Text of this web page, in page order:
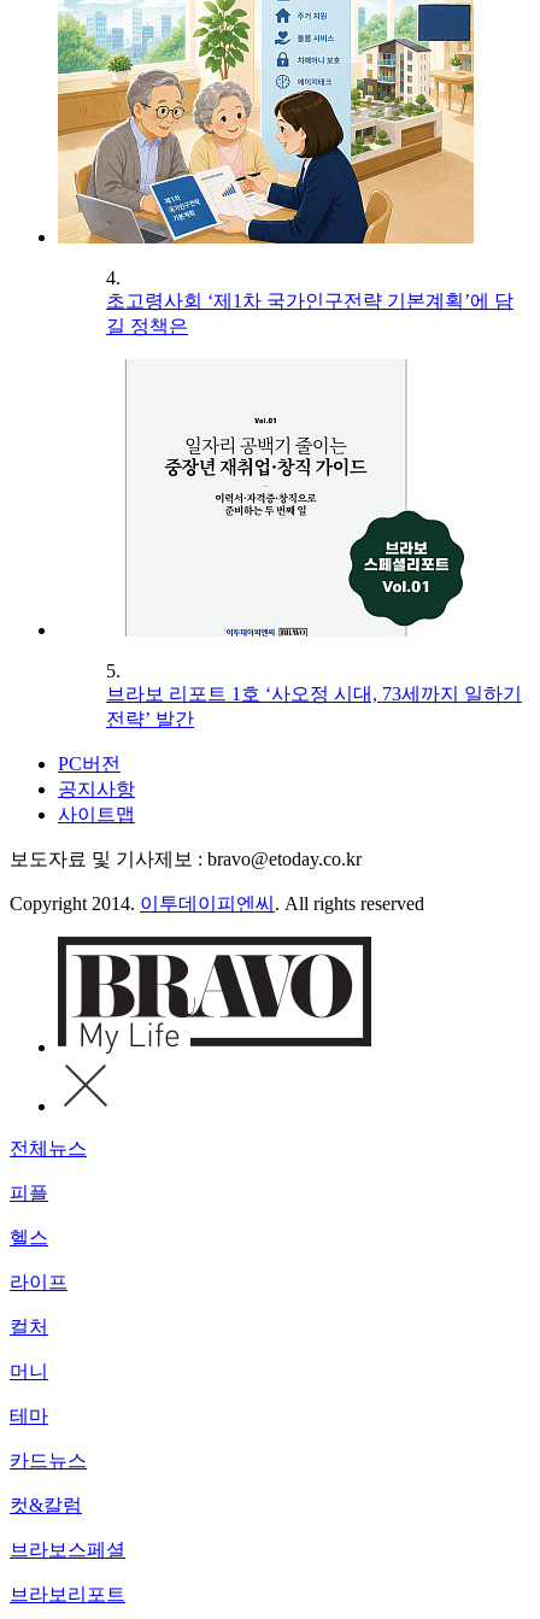
4.
초고령사회 ‘제1차 국가인구전략 기본계획’에 담
길 정책은
5.
브라보 리포트 1호 ‘사오정 시대, 73세까지 일하기
전략’ 발간
PC버전
공지사항
사이트맵
보도자료 및 기사제보 : bravo@etoday.co.kr
Copyright 2014. 이투데이피엔씨 . All rights reserved
전체뉴스
피플
헬스
라이프
컬처
머니
테마
카드뉴스
컷&칼럼
브라보스페셜
브라보리포트